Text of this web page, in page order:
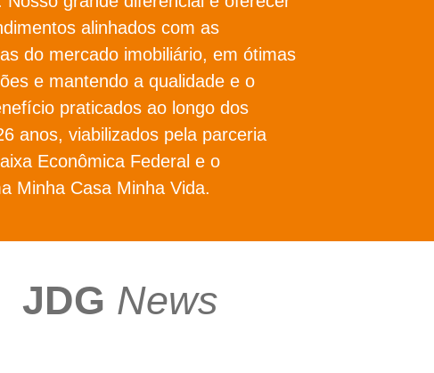
alinhados com as
do mercado imobiliário, em ótimas
e mantendo a qualidade e o
praticados ao longo dos
anos, viabilizados pela parceria
Econômica Federal e o
Minha Casa Minha Vida.
JDG News